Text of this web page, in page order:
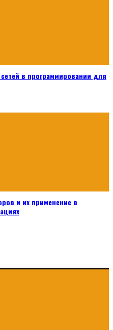
в программировании для
и их применение в